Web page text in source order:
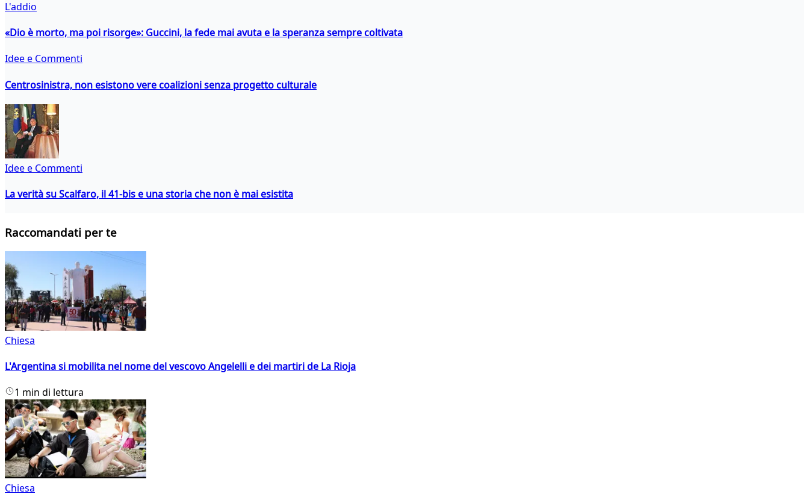
L'addio
«Dio è morto, ma poi risorge»: Guccini, la fede mai avuta e la speranza sempre coltivata
Idee e Commenti
Centrosinistra, non esistono vere coalizioni senza progetto culturale
Idee e Commenti
La verità su Scalfaro, il 41-bis e una storia che non è mai esistita
Raccomandati per te
Chiesa
L'Argentina si mobilita nel nome del vescovo Angelelli e dei martiri de La Rioja
1 min di lettura
Chiesa